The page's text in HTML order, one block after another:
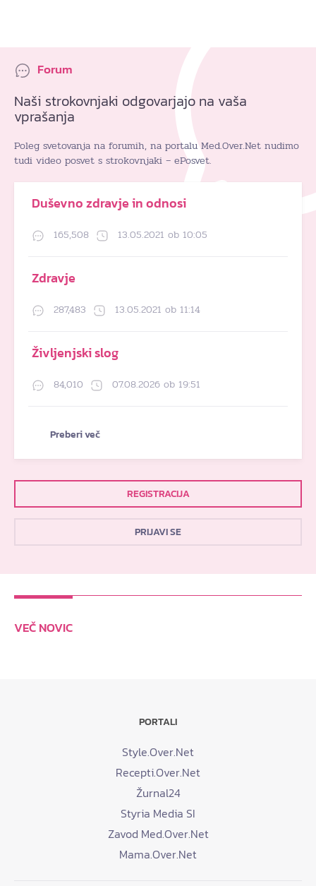
Forum
Naši strokovnjaki odgovarjajo na vaša
vprašanja
Poleg svetovanja na forumih, na portalu Med.Over.Net nudimo
tudi video posvet s strokovnjaki – ePosvet.
Duševno zdravje in odnosi
165,508 13.05.2021 ob 10:05
Zdravje
287,483 13.05.2021 ob 11:14
Življenjski slog
84,010 07.08.2026 ob 19:51
Preberi več
REGISTRACIJA
PRIJAVI SE
VEČ NOVIC
PORTALI
Style.Over.Net
Recepti.Over.Net
Žurnal24
Styria Media SI
Zavod Med.Over.Net
Mama.Over.Net